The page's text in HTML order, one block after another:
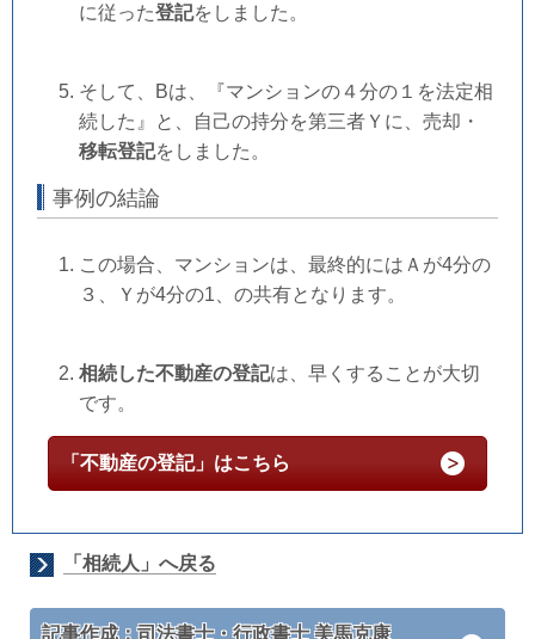
に従った登記をしました。
そして、Bは、『マンションの４分の１を法定相
続した』と、自己の持分を第三者Ｙに、売却・
移転登記をしました。
事例の結論
この場合、マンションは、最終的にはＡが4分の
３、Ｙが4分の1、の共有となります。
相続した不動産の登記は、早くすることが大切
です。
「不動産の登記」はこちら
「相続人」へ戻る
記事作成：司法書士・行政書士 美馬克康